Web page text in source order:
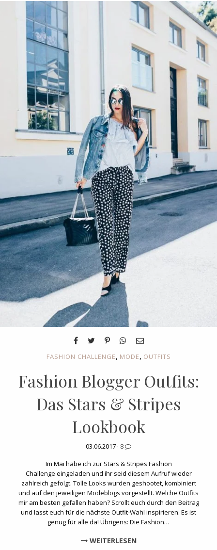
FASHION CHALLENGE, MODE, OUTFITS
Fashion Blogger Outfits:
Das Stars & Stripes
Lookbook
03.06.2017 · 8
Im Mai habe ich zur Stars & Stripes Fashion
Challenge eingeladen und ihr seid diesem Aufruf wieder
zahlreich gefolgt. Tolle Looks wurden geshootet, kombiniert
und auf den jeweiligen Modeblogs vorgestellt. Welche Outfits
mir am besten gefallen haben? Scrollt euch durch den Beitrag
und lasst euch für die nächste Outfit-Wahl inspirieren. Es ist
genug für alle da! Übrigens: Die Fashion…
WEITERLESEN